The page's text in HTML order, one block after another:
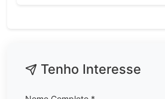
Tenho Interesse